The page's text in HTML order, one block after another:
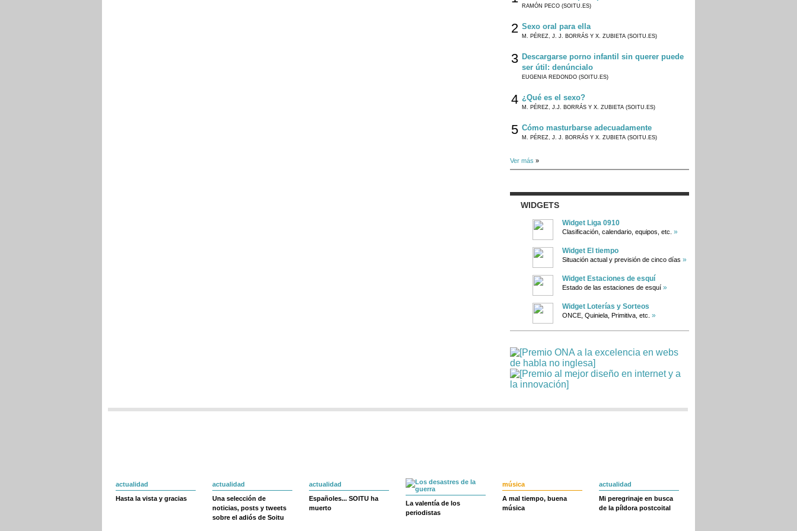
RAMÓN PECO (SOITU.ES)
2 Sexo oral para ella
M. PÉREZ, J. J. BORRÁS Y X. ZUBIETA (SOITU.ES)
3 Descargarse porno infantil sin querer puede
ser útil: denúncialo
EUGENIA REDONDO (SOITU.ES)
4 ¿Qué es el sexo?
M. PÉREZ, J.J. BORRÁS Y X. ZUBIETA (SOITU.ES)
5 Cómo masturbarse adecuadamente
M. PÉREZ, J. J. BORRÁS Y X. ZUBIETA (SOITU.ES)
Ver más »
WIDGETS
Widget Liga 0910
Clasificación, calendario, equipos, etc. »
Widget El tiempo
Situación actual y previsión de cinco días »
Widget Estaciones de esquí
Estado de las estaciones de esquí »
Widget Loterías y Sorteos
ONCE, Quiniela, Primitiva, etc. »
actualidad
Hasta la vista y gracias
actualidad
Una selección de
noticias, posts y tweets
sobre el adiós de Soitu
actualidad
Españoles... SOITU ha
muerto
La valentía de los
periodistas
música
A mal tiempo, buena
música
actualidad
Mi peregrinaje en busca
de la píldora postcoital